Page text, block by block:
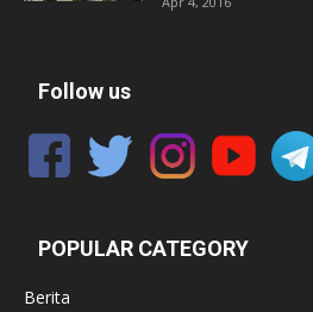
Follow us
POPULAR CATEGORY
Berita